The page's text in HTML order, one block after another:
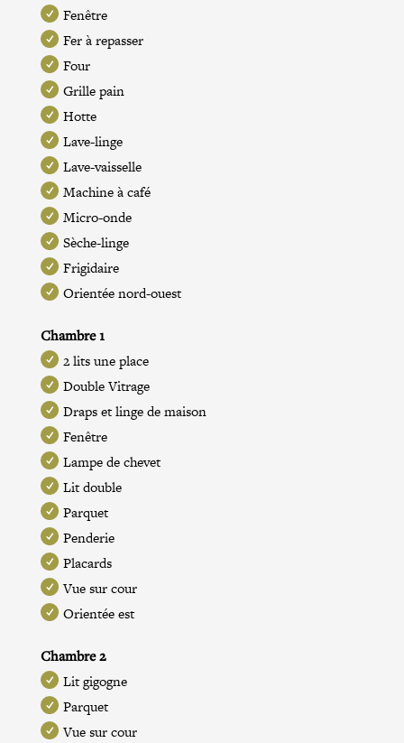
Fenêtre
Fer à repasser
Four
Grille pain
Hotte
Lave-linge
Lave-vaisselle
Machine à café
Micro-onde
Sèche-linge
Frigidaire
Orientée nord-ouest
Chambre 1
2 lits une place
Double Vitrage
Draps et linge de maison
Fenêtre
Lampe de chevet
Lit double
Parquet
Penderie
Placards
Vue sur cour
Orientée est
Chambre 2
Lit gigogne
Parquet
Vue sur cour